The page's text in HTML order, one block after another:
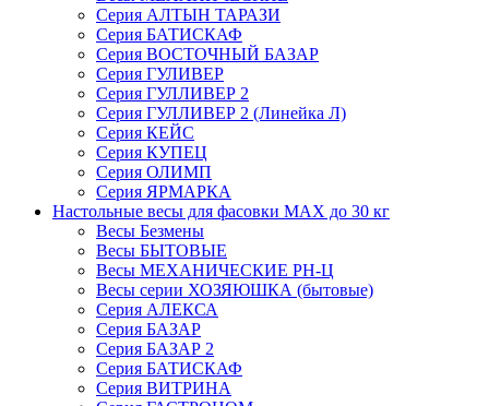
Серия АЛТЫН ТАРАЗИ
Серия БАТИСКАФ
Серия ВОСТОЧНЫЙ БАЗАР
Серия ГУЛИВЕР
Серия ГУЛЛИВЕР 2
Серия ГУЛЛИВЕР 2 (Линейка Л)
Серия КЕЙС
Серия КУПЕЦ
Серия ОЛИМП
Серия ЯРМАРКА
Настольные весы для фасовки MAX до 30 кг
Весы Безмены
Весы БЫТОВЫЕ
Весы МЕХАНИЧЕСКИЕ РН-Ц
Весы серии ХОЗЯЮШКА (бытовые)
Серия АЛЕКСА
Серия БАЗАР
Серия БАЗАР 2
Серия БАТИСКАФ
Серия ВИТРИНА